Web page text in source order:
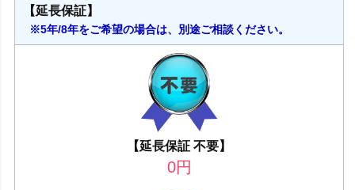
【延長保証】
※5年/8年をご希望の場合は、別途ご相談ください。
【延長保証 不要】
0円